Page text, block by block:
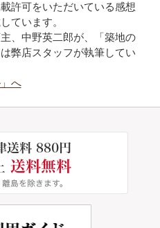
許可をいただいている感想
ています。
、中野英二郎が、「築地の
弊店スタッフが執筆してい
へ